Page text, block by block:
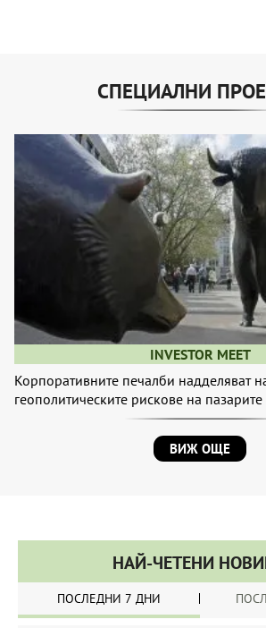
СПЕЦИАЛНИ
INVESTOR MEET
Корпоративните печалби надделяват
геополитическите рискове на пазарите
ВИЖ ОЩЕ
НАЙ-ЧЕТЕНИ
ПОСЛЕДНИ 7 ДНИ